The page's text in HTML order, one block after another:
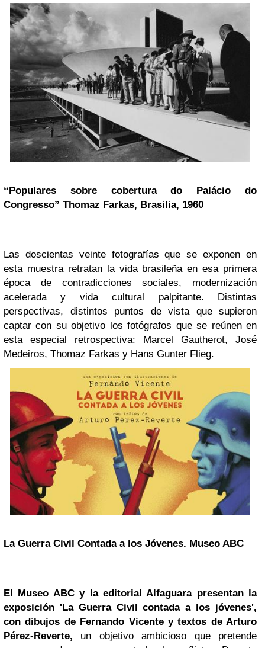
“Populares sobre cobertura do Palácio do
Congresso” Thomaz Farkas, Brasilia, 1960
Las doscientas veinte fotografías que se exponen en
esta muestra retratan la vida brasileña en esa primera
época de contradicciones sociales, modernización
acelerada y vida cultural palpitante. Distintas
perspectivas, distintos puntos de vista que supieron
captar con su objetivo los fotógrafos que se reúnen en
esta especial retrospectiva: Marcel Gautherot, José
Medeiros, Thomaz Farkas y Hans Gunter Flieg.
La Guerra Civil Contada a los Jóvenes. Museo ABC
El Museo ABC y la editorial Alfaguara presentan la
exposición 'La Guerra Civil contada a los jóvenes',
con dibujos de Fernando Vicente y textos de Arturo
Pérez-Reverte, un objetivo ambicioso que pretende